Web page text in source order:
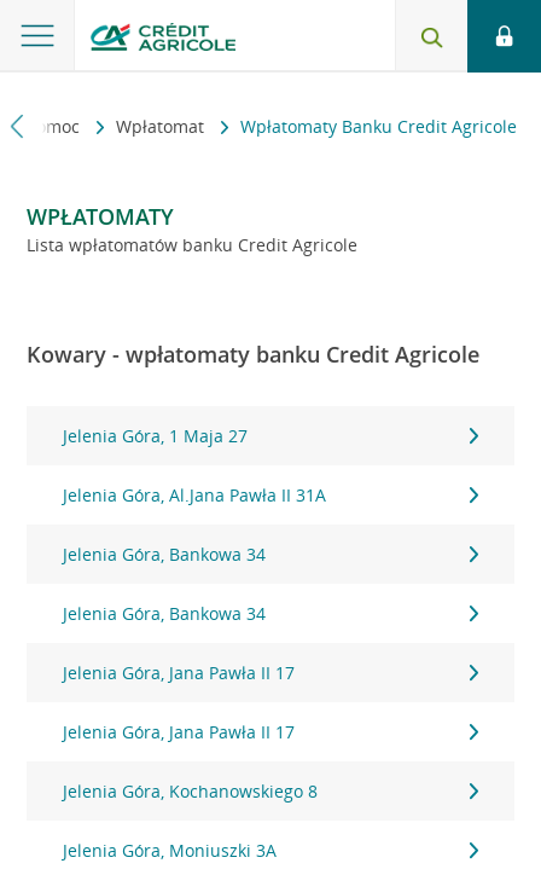
i pomoc Wpłatomat Wpłatomaty Banku Credit Agricole
WPŁATOMATY
Lista wpłatomatów banku Credit Agricole
Kowary - wpłatomaty banku Credit Agricole
Jelenia Góra, 1 Maja 27
Jelenia Góra, Al.Jana Pawła II 31A
Jelenia Góra, Bankowa 34
Jelenia Góra, Bankowa 34
Jelenia Góra, Jana Pawła II 17
Jelenia Góra, Jana Pawła II 17
Jelenia Góra, Kochanowskiego 8
Jelenia Góra, Moniuszki 3A